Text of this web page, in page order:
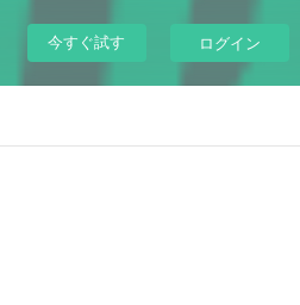
今すぐ試す ログイン